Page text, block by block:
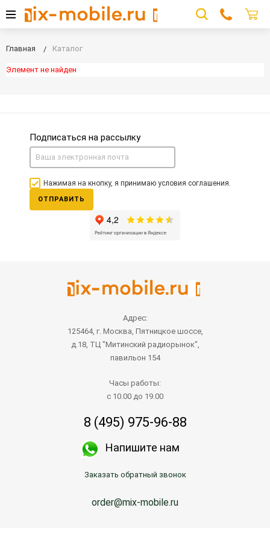
Главная Каталог
Элемент не найден
Подписаться на рассылку
Нажимая на кнопку, я принимаю условия соглашения.
ОТПРАВИТЬ
Адрес:
125464, г. Москва, Пятницкое шоссе,
д.18, ТЦ "Митинский радиорынок",
павильон 154
Часы работы:
с 10.00 до 19.00
8 (495) 975-96-88
Напишите нам
Заказать обратный звонок
order@mix-mobile.ru